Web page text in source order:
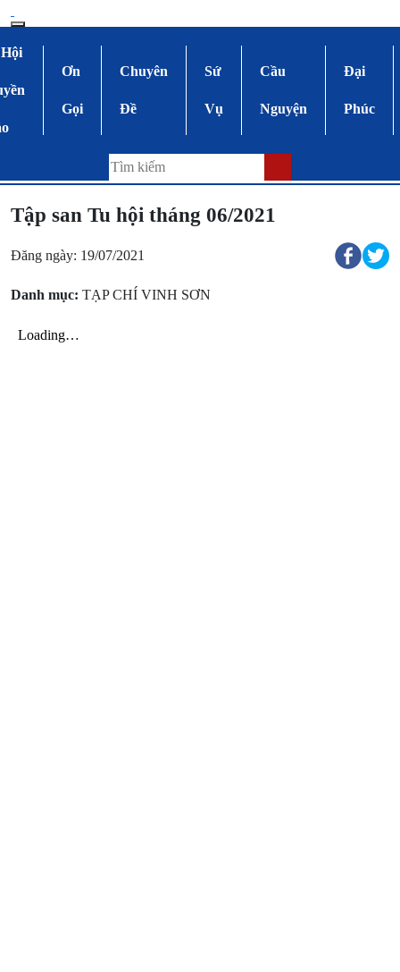
Ơn
Gọi
Chuyên
Đề
Sứ
Vụ
Cầu
Nguyện
Đại
Phúc
Tập san Tu hội tháng 06/2021
Đăng ngày: 19/07/2021
Danh mục: TẠP CHÍ VINH SƠN